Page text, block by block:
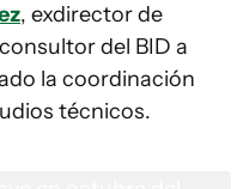
, exdirector de
del BID a
la coordinación
técnicos.